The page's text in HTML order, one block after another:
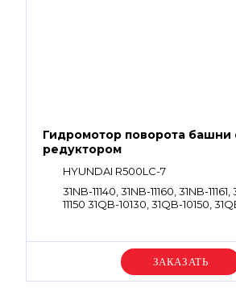
Гидромотор поворота башни
редуктором
HYUNDAI R500LC-7
31NB-11140, 31NB-11160, 31NB-11161,
11150 31QB-10130, 31QB-10150,
Уточняйте цену